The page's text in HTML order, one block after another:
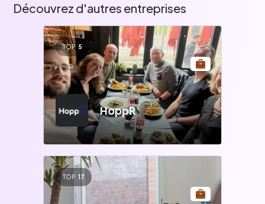
Découvrez d'autres entreprises
TOP 5
HoppR
TOP 17